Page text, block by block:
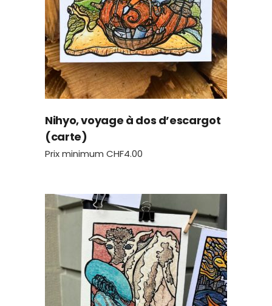
Nihyo, voyage à dos d’escargot
(carte)
Prix minimum CHF4.00